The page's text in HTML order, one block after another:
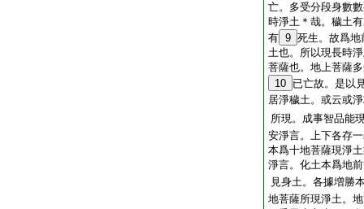
亡。多受分段身數
時淨土＊哉。穢土
有 9 死生。故爲地
土也。所以現長時
菩薩也。地上菩薩
10 已亡故。是以
居淨穢土。或云或
所現。成事智品能
安淨言。上下各存
本爲十地菩薩現淨
淨言。化土本爲地
見身土。各據増勝
地菩薩所現淨土。